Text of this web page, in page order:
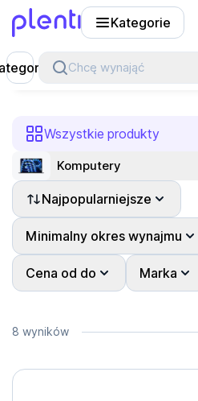
Kategorie
Chcę wynająć
Wszystkie produkty
Komputery
Najpopularniejsze
Minimalny okres wynajmu
Cena od do Marka
8 wyników